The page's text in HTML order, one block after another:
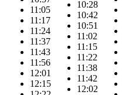
11:05
11:17
11:24
11:37
11:43
11:56
12:01
12:15
10:28
10:42
10:51
11:02
11:15
11:22
11:38
11:42
12:02